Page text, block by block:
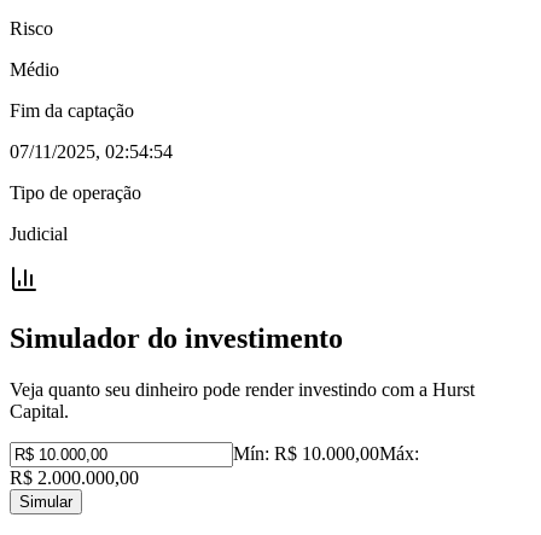
Risco
Médio
Fim da captação
07/11/2025, 02:54:54
Tipo de operação
Judicial
Simulador do investimento
Veja quanto seu dinheiro pode render investindo com a Hurst
Capital.
Mín: R$ 10.000,00Máx:
R$ 2.000.000,00
Simular